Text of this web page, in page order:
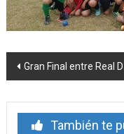
Navegación
entrada
Gran Final entre Real
También te